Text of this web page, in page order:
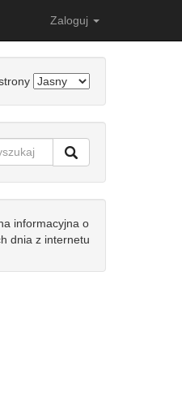
Zaloguj
informacyjna o
dnia z internetu